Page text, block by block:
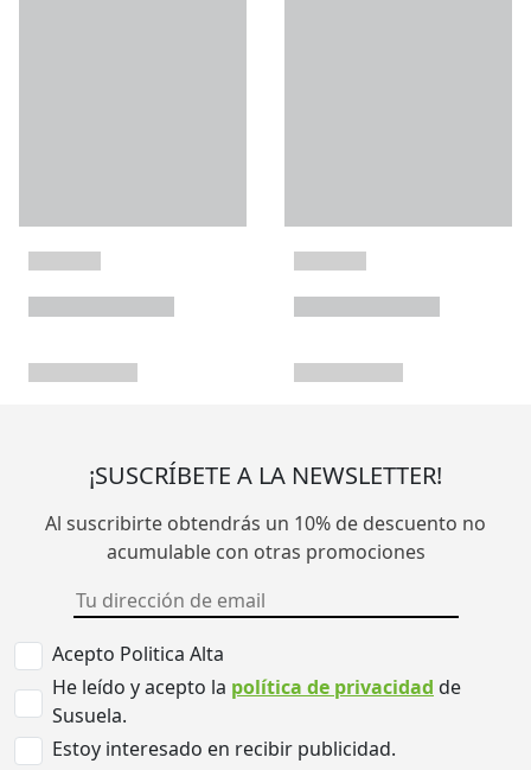
¡SUSCRÍBETE A LA NEWSLETTER!
Al suscribirte obtendrás un 10% de descuento no
acumulable con otras promociones
Acepto Politica Alta
He leído y acepto la política de privacidad de
Susuela.
Estoy interesado en recibir publicidad.